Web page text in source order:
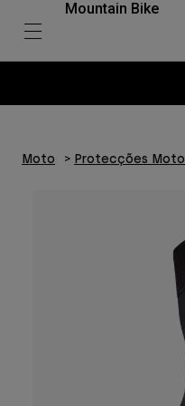
Mountain Bike
Moto Protecções Moto